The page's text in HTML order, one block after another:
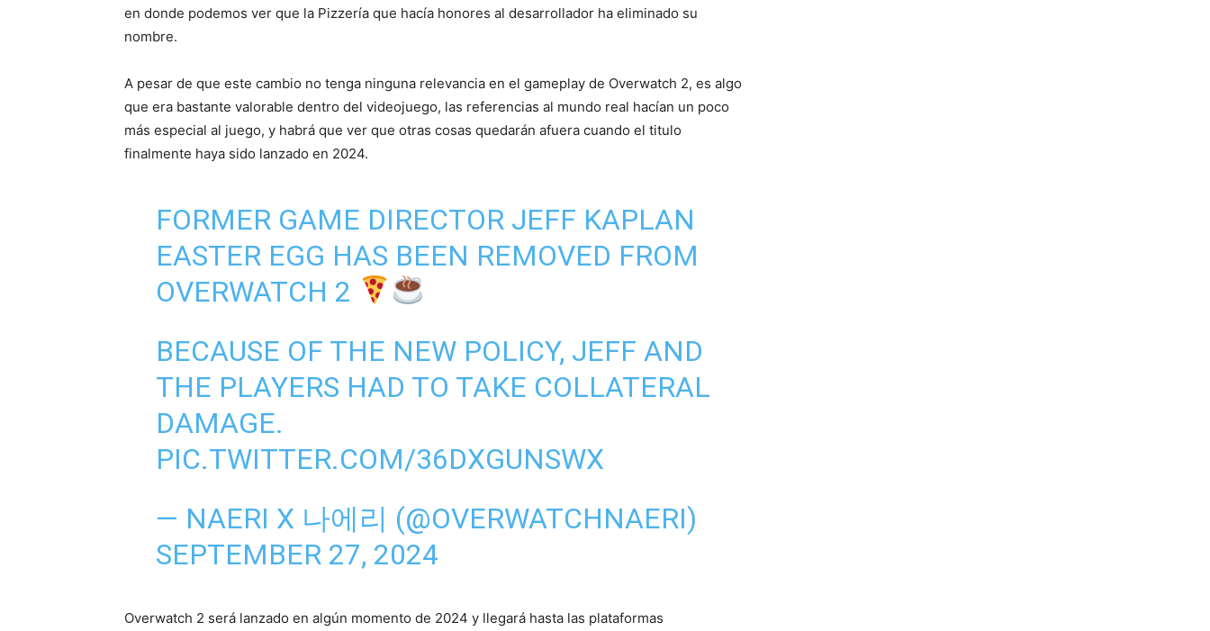
en donde podemos ver que la Pizzería que hacía honores al desarrollador ha eliminado su
nombre.
A pesar de que este cambio no tenga ninguna relevancia en el gameplay de Overwatch 2, es algo
que era bastante valorable dentro del videojuego, las referencias al mundo real hacían un poco
más especial al juego, y habrá que ver que otras cosas quedarán afuera cuando el titulo
finalmente haya sido lanzado en 2024.
FORMER GAME DIRECTOR JEFF KAPLAN
EASTER EGG HAS BEEN REMOVED FROM
OVERWATCH 2
BECAUSE OF THE NEW POLICY, JEFF AND
THE PLAYERS HAD TO TAKE COLLATERAL
DAMAGE.
PIC.TWITTER.COM/36DXGUNSWX
— NAERI X 나에리 (@OVERWATCHNAERI)
SEPTEMBER 27, 2024
Overwatch 2 será lanzado en algún momento de 2024 y llegará hasta las plataformas